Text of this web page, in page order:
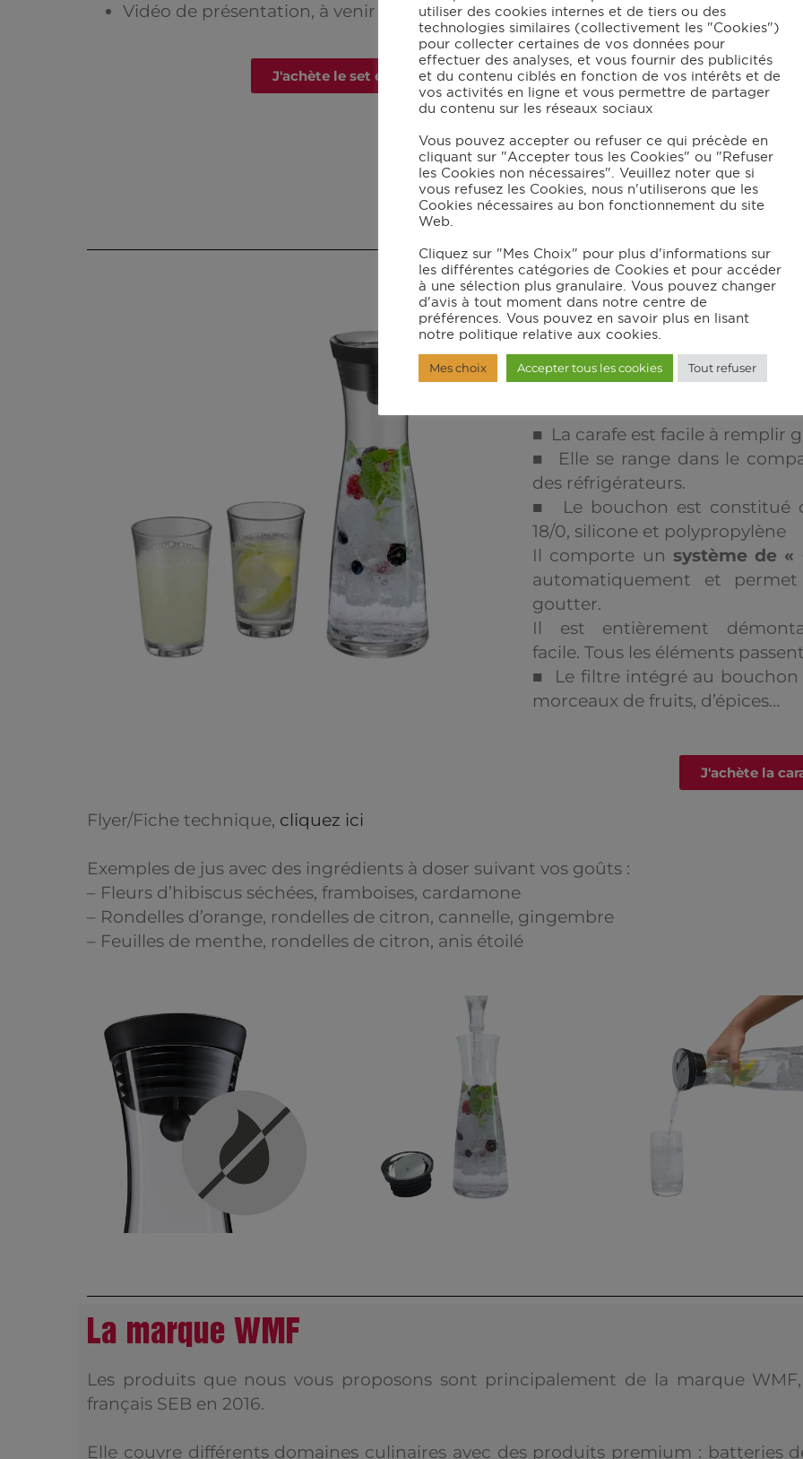
Vidéo de présentation, à venir prochainement
J'achète le set épices WMF
Set carafe et 2
Données techniques &
– Carafe en verre env. 1.0l ; H
■ La carafe est facile à remplir
■ Elle se range dans le
des réfrigérateurs.
■ Le bouchon est constitué
18/0, silicone et polypropylène
Il comporte un système de «
automatiquement et
goutter.
Il est entièrement
facile. Tous les éléments
■ Le filtre intégré au bouchon
morceaux de fruits, d’épices…
J'achète la
Flyer/Fiche technique, cliquez ici
Exemples de jus avec des ingrédients à doser suivant vos goûts :
– Fleurs d’hibiscus séchées, framboises, cardamone
– Rondelles d’orange, rondelles de citron, cannelle, gingembre
– Feuilles de menthe, rondelles de citron, anis étoilé
La marque WMF
Les produits que nous vous proposons sont principalement de la marque
français SEB en 2016.
Elle couvre différents domaines culinaires avec des produits premium : batteries
utiliser des cookies internes et de tiers ou des
technologies similaires (collectivement les "Cookies")
pour collecter certaines de vos données pour
effectuer des analyses, et vous fournir des publicités
et du contenu ciblés en fonction de vos intérêts et de
vos activités en ligne et vous permettre de partager
du contenu sur les réseaux sociaux
Vous pouvez accepter ou refuser ce qui précède en
cliquant sur "Accepter tous les Cookies" ou "Refuser
les Cookies non nécessaires". Veuillez noter que si
vous refusez les Cookies, nous n'utiliserons que les
Cookies nécessaires au bon fonctionnement du site
Web.
Cliquez sur "Mes Choix" pour plus d'informations sur
les différentes catégories de Cookies et pour accéder
à une sélection plus granulaire. Vous pouvez changer
d'avis à tout moment dans notre centre de
préférences. Vous pouvez en savoir plus en lisant
notre politique relative aux cookies.
Mes choix Accepter tous les cookies Tout refuser